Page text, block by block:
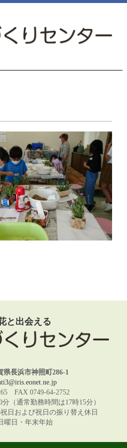
と出会える
県長浜市神照町286-1
FAX 0749-64-2752
分（通常勤務時間は17時15分）
日および祝日の振り替え休日
曜日・年末年始